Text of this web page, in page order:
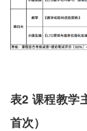
表2 课程教学
首次）